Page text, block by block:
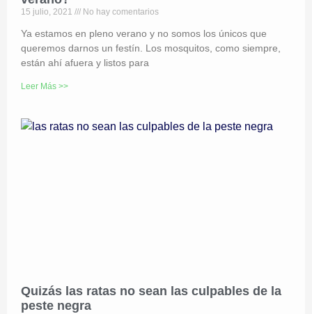
15 julio, 2021 No hay comentarios
Ya estamos en pleno verano y no somos los únicos que
queremos darnos un festín. Los mosquitos, como siempre,
están ahí afuera y listos para
Leer Más >>
Quizás las ratas no sean las culpables de la
peste negra